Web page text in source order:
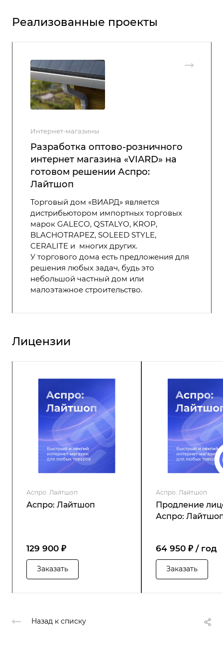
Реализованные проекты
Интернет-магазины
Разработка оптово-розничного
интернет магазина «VIARD» на
готовом решении Аспро:
Лайтшоп
Торговый дом «ВИАРД» является
дистрибьютором импортных торговых
марок GALECO, QSTALYO, KROP,
BLACHOTRAPEZ, SOLEED STYLE,
CERALITE и многих других.
У торгового дома есть предложения для
решения любых задач, будь это
небольшой частный дом или
малоэтажное строительство.
Лицензии
Аспро: Лайтшоп
Аспро: Лайтшоп
129 900 ₽
Заказать
Аспро: Лайтшоп
Продление
Аспро:
64 950 ₽ / год
Заказать
Назад к списку